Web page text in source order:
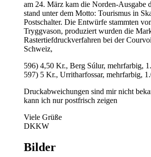
am 24. März kam die Norden-Ausgabe
stand unter dem Motto: Tourismus in
Postschalter. Die Entwürfe stammten
Tryggvason, produziert wurden die
Rastertiefdruckverfahren bei der
Schweiz,
596) 4,50 Kr., Berg Súlur, mehrfarbig,
597) 5 Kr., Urritharfossar, mehrfarbig,
Druckabweichungen sind mir nicht
kann ich nur postfrisch zeigen
Viele Grüße
DKKW
Bilder